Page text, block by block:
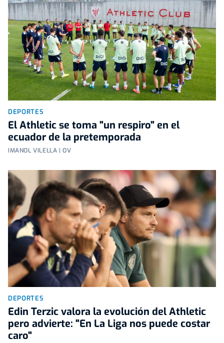
DEPORTES
El Athletic se toma "un respiro" en el
ecuador de la pretemporada
IMANOL VILELLA | OV
DEPORTES
Edin Terzic valora la evolución del Athletic
pero advierte: "En La Liga nos puede costar
caro"